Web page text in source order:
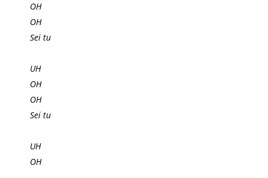
OH
OH
Sei tu
UH
OH
OH
Sei tu
UH
OH